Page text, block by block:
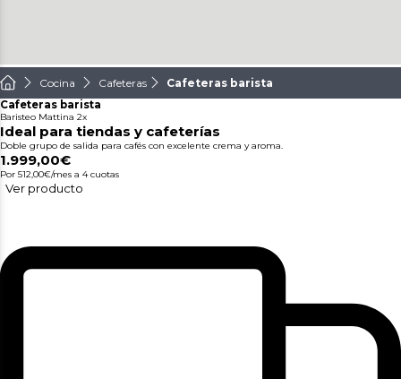
Cocina Cafeteras Cafeteras barista
Cafeteras barista
Baristeo Mattina 2x
Ideal para tiendas y cafeterías
Doble grupo de salida para cafés con excelente crema y aroma.
1.999,00€
Por 512,00€/mes a 4 cuotas
Ver producto